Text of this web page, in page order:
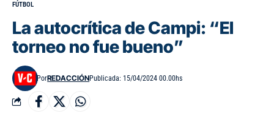
FÚTBOL
La autocrítica de Campi: “El
torneo no fue bueno”
PorREDACCIÓNPublicada: 15/04/2024 00.00hs